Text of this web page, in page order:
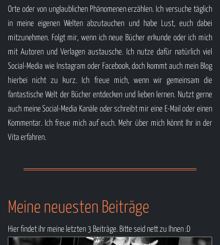
Orte oder von unglaublichen Phänomenen erzählen. Ich versuche täglich
in meine eigenen Welten abzutauchen und habe Lust, euch dabei
mitzunehmen. Folgt mir, wenn ich neue Bücher erkunde oder ich mich
mit Autoren und Verlagen austausche. Ich nutze dafür natürlich viel
Social-Media wie Instagram oder Facebook, doch kommt auch mein Blog
hierbei nicht zu kurz. Ich freue mich, wenn wir gemeinsam die
fantastische Welt der Bücher entdecken und lieben lernen. Nutzt gerne
auch meine Social-Media Kanäle oder schreibt mir eine E-Mail oder einen
Kommentar. Ich freue mich auf euch. Mehr über mich könnt Ihr in der
Vita erfahren.
Meine neuesten Beiträge
Hier findet ihr meine letzten 3 Beiträge. Bitte seid nett zu Ihnen :D